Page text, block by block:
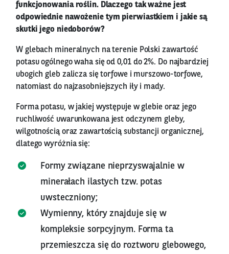
funkcjonowania roślin. Dlaczego tak ważne jest
odpowiednie nawożenie tym pierwiastkiem i jakie są
skutki jego niedoborów?
W glebach mineralnych na terenie Polski zawartość
potasu ogólnego waha się od 0,01 do 2%. Do najbardziej
ubogich gleb zalicza się torfowe i murszowo-torfowe,
natomiast do najzasobniejszych iły i mady.
Forma potasu, w jakiej występuje w glebie oraz jego
ruchliwość uwarunkowana jest odczynem gleby,
wilgotnością oraz zawartością substancji organicznej,
dlatego wyróżnia się:
Formy związane nieprzyswajalnie w
minerałach ilastych tzw. potas
uwsteczniony;
Wymienny, który znajduje się w
kompleksie sorpcyjnym. Forma ta
przemieszcza się do roztworu glebowego,